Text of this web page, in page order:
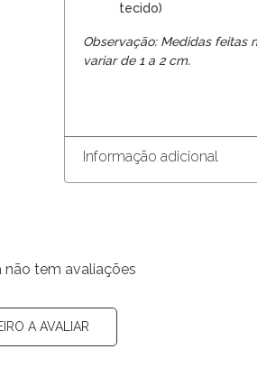
tecido)
Observação: Medidas feitas
variar de 1 a 2 cm.
Informação adicional
não tem avaliações
A AVALIAR